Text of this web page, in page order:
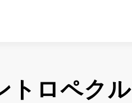
トロペクル